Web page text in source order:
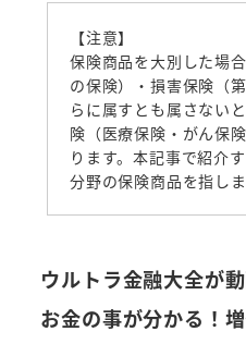
【注意】
保険商品を大別した場
の保険）・損害保険（
らに属すとも属さない
険（医療保険・がん保
ります。本記事で紹介
分野の保険商品を指しま
ウルトラ金融大全が
お金の事が分かる！